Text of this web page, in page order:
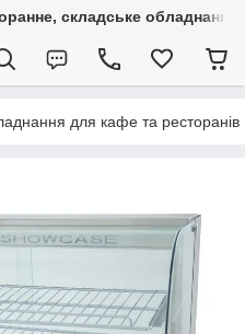
складське обладнання
для кафе та ресторанів